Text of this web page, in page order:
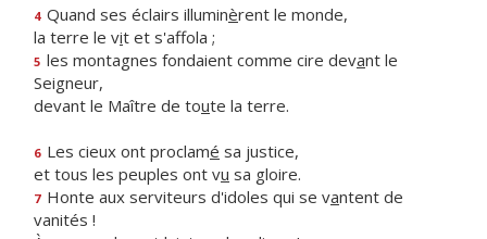
4 Quand ses éclairs illuminèrent le monde,
la terre le vit et s'affola ;
5 les montagnes fondaient comme cire devant le
Seigneur,
devant le Maître de toute la terre.
6 Les cieux ont proclamé sa justice,
et tous les peuples ont vu sa gloire.
7 Honte aux serviteurs d'idoles qui se vantent de
vanités !